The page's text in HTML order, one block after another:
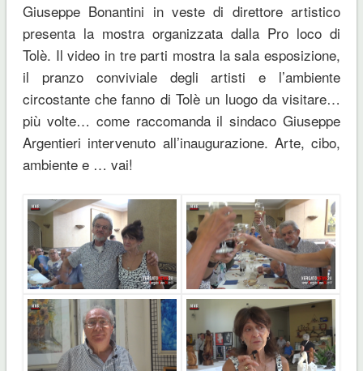
Giuseppe Bonantini in veste di direttore artistico
presenta la mostra organizzata dalla Pro loco di
Tolè. Il video in tre parti mostra la sala esposizione,
il pranzo conviviale degli artisti e l’ambiente
circostante che fanno di Tolè un luogo da visitare…
più volte… come raccomanda il sindaco Giuseppe
Argentieri intervenuto all’inaugurazione. Arte, cibo,
ambiente e … vai!